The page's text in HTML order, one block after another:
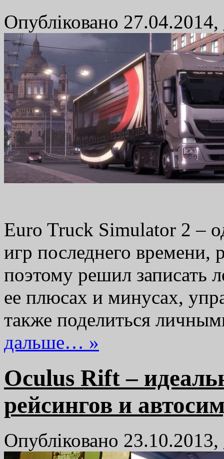
Опубліковано 27.04.2014,
Euro Truck Simulator 2 –
игр последнего времени,
поэтому решил записать
ее плюсах и минусах,
также поделиться
дальше… »
Oculus Rift –
рейсингов и
Опубліковано 23.10.2013,